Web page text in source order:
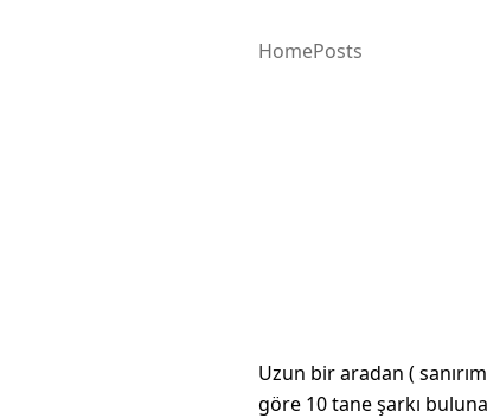
HomePosts
Uzun bir aradan (
göre 10 tane şarkı